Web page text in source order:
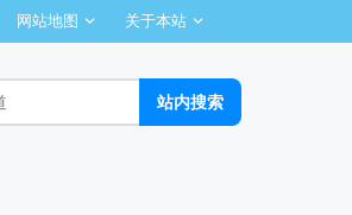
网站地图 关于本站